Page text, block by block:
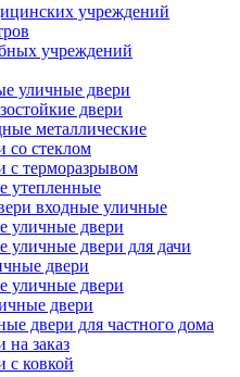
учреждений
учреждений
уличные двери
двери
металлические
со стеклом
с терморазрывом
утепленные
входные уличные
уличные двери
уличные двери для дачи
двери
уличные двери
двери
двери для частного дома
на заказ
с ковкой